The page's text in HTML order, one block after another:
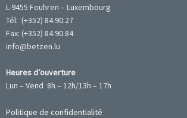
L-9455 Fouhren – Luxembourg
Tél: (+352) 84.90.27
Fax: (+352) 84.90.84
info@betzen.lu
Heures d’ouverture
Lun – Vend 8h – 12h/13h – 17h
Politique de confidentialité